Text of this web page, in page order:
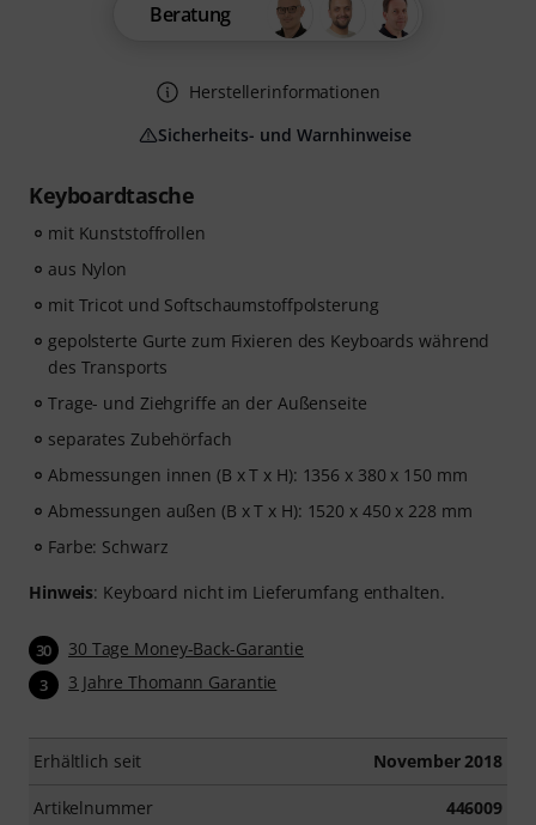
Keyboardtasche
mit Kunststoffrollen
aus Nylon
mit Tricot und Softschaumstoffpolsterung
gepolsterte Gurte zum Fixieren des Keyboards während
des Transports
Trage- und Ziehgriffe an der Außenseite
separates Zubehörfach
Abmessungen innen (B x T x H): 1356 x 380 x 150 mm
Abmessungen außen (B x T x H): 1520 x 450 x 228 mm
Farbe: Schwarz
Hinweis: Keyboard nicht im Lieferumfang enthalten.
30 30 Tage Money-Back-Garantie
3 3 Jahre Thomann Garantie
Erhältlich seit November 2018
Artikelnummer 446009
Beratung
Herstellerinformationen
Sicherheits- und Warnhinweise